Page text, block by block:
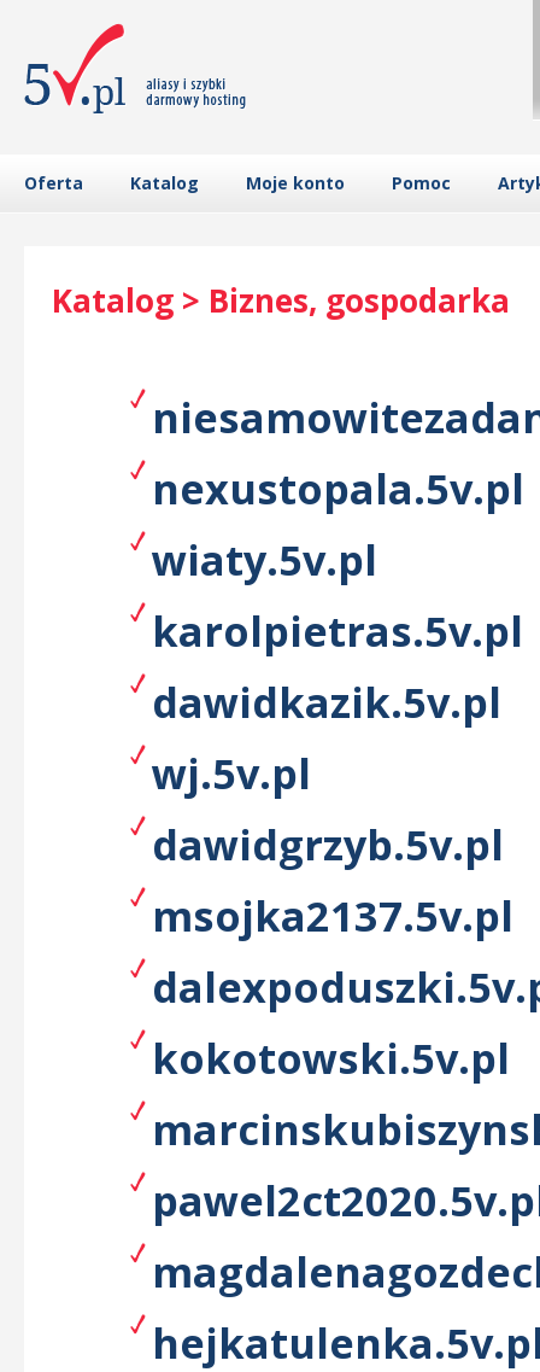
Oferta Katalog Moje konto Pomoc
Katalog > Biznes, gospodarka
nexustopala.5v.pl
wiaty.5v.pl
karolpietras.5v.pl
dawidkazik.5v.pl
wj.5v.pl
dawidgrzyb.5v.pl
msojka2137.5v.pl
kokotowski.5v.pl